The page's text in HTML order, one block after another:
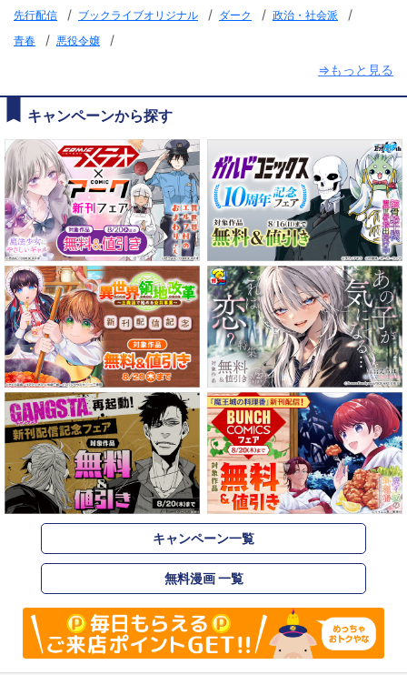
先行配信 / ブックライブオリジナル / ダーク / 政治・社会派 /
青春 / 悪役令嬢
/
⇒もっと見る
キャンペーンから探す
キャンペーン一覧
無料漫画 一覧